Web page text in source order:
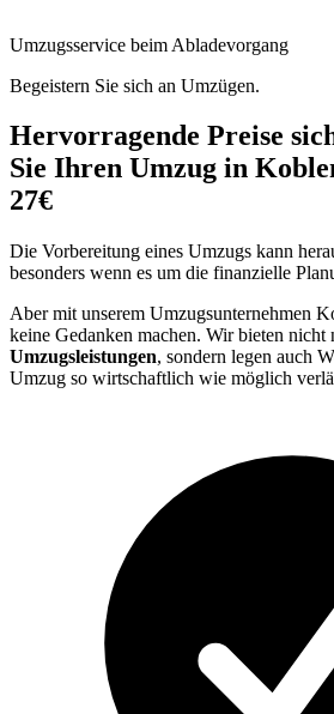
Umzugsservice beim Abladevorgang
Begeistern Sie sich an Umzügen.
Hervorragende Preise
Sie Ihren Umzug in
27€
Die Vorbereitung eines Umzugs kann
besonders wenn es um die finanzielle
Aber mit unserem Umzugsunternehmen
keine Gedanken machen. Wir bieten nicht
Umzugsleistungen, sondern legen auch
Umzug so wirtschaftlich wie möglich